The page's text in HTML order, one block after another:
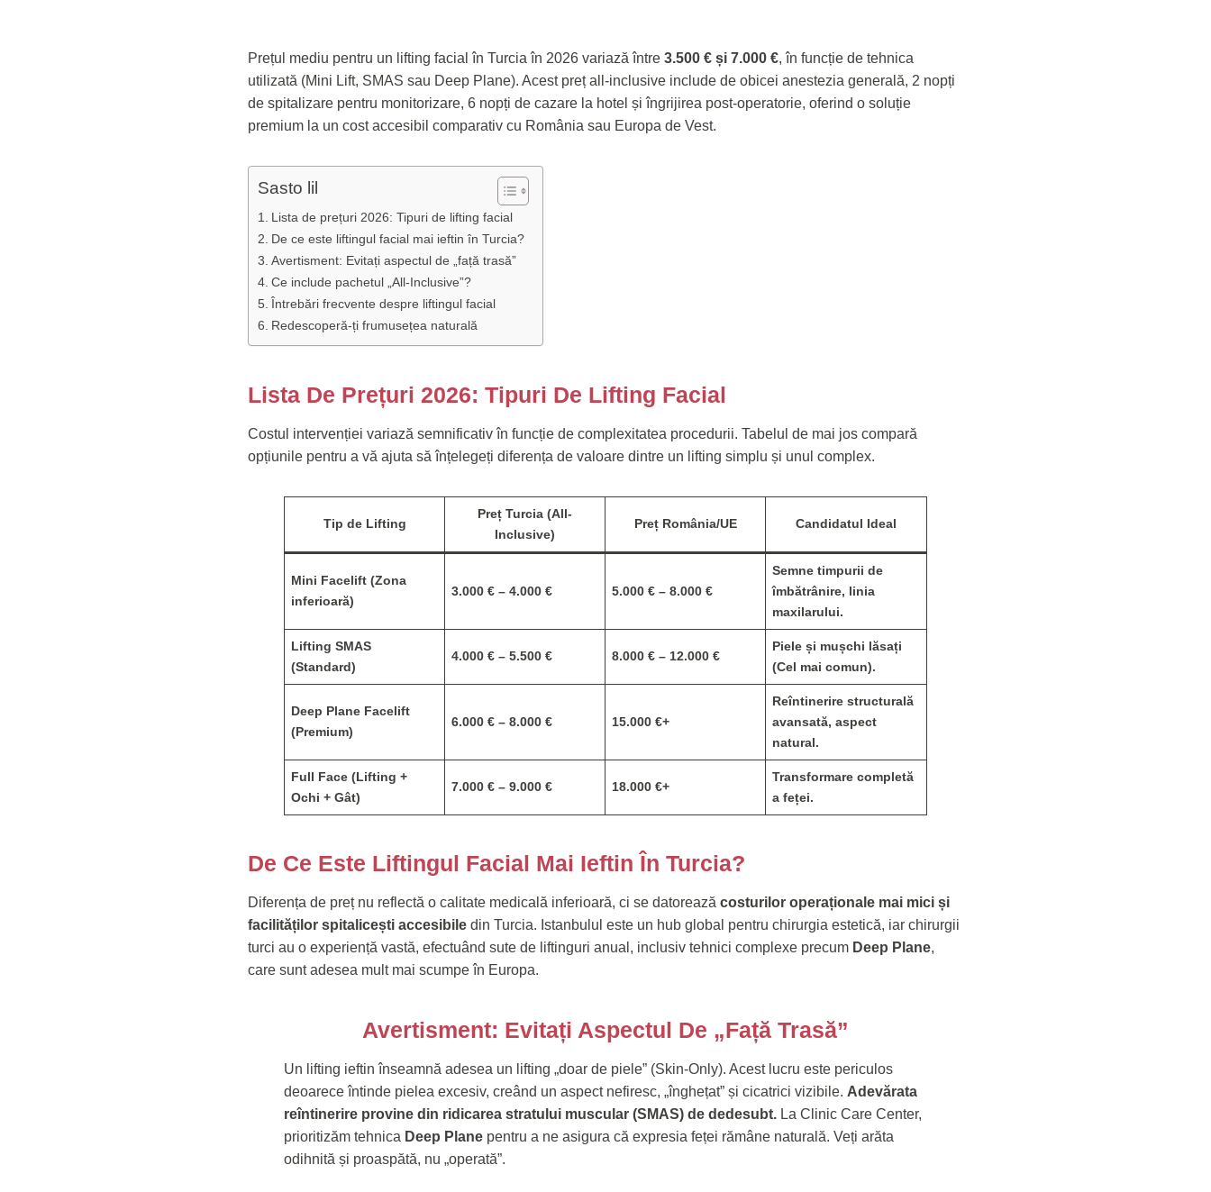
Prețul mediu pentru un lifting facial în Turcia în 2026 variază între 3.500 € și 7.000 €, în funcție de tehnica
utilizată (Mini Lift, SMAS sau Deep Plane). Acest preț all-inclusive include de obicei anestezia generală, 2 nopți
de spitalizare pentru monitorizare, 6 nopți de cazare la hotel și îngrijirea post-operatorie, oferind o soluție
premium la un cost accesibil comparativ cu România sau Europa de Vest.
Sasto lil
Lista de prețuri 2026: Tipuri de lifting facial
De ce este liftingul facial mai ieftin în Turcia?
Avertisment: Evitați aspectul de „față trasă”
Ce include pachetul „All-Inclusive”?
Întrebări frecvente despre liftingul facial
Redescoperă-ți frumusețea naturală
Lista De Prețuri 2026: Tipuri De Lifting Facial
Costul intervenției variază semnificativ în funcție de complexitatea procedurii. Tabelul de mai jos compară
opțiunile pentru a vă ajuta să înțelegeți diferența de valoare dintre un lifting simplu și unul complex.
Tip de Lifting
Preț Turcia (All-
Inclusive)
Preț România/UE Candidatul Ideal
Mini Facelift (Zona
inferioară)
3.000 € – 4.000 € 5.000 € – 8.000 €
Semne timpurii de
îmbătrânire, linia
maxilarului.
Lifting SMAS
(Standard)
4.000 € – 5.500 € 8.000 € – 12.000 €
Piele și mușchi lăsați
(Cel mai comun).
Deep Plane Facelift
(Premium)
6.000 € – 8.000 € 15.000 €+
Reîntinerire structurală
avansată, aspect
natural.
Full Face (Lifting +
Ochi + Gât)
7.000 € – 9.000 € 18.000 €+
Transformare completă
a feței.
De Ce Este Liftingul Facial Mai Ieftin În Turcia?
Diferența de preț nu reflectă o calitate medicală inferioară, ci se datorează costurilor operaționale mai mici și
facilităților spitalicești accesibile din Turcia. Istanbulul este un hub global pentru chirurgia estetică, iar chirurgii
turci au o experiență vastă, efectuând sute de liftinguri anual, inclusiv tehnici complexe precum Deep Plane,
care sunt adesea mult mai scumpe în Europa.
Avertisment: Evitați Aspectul De „față Trasă”
Un lifting ieftin înseamnă adesea un lifting „doar de piele” (Skin-Only). Acest lucru este periculos
deoarece întinde pielea excesiv, creând un aspect nefiresc, „înghețat” și cicatrici vizibile. Adevărata
reîntinerire provine din ridicarea stratului muscular (SMAS) de dedesubt. La Clinic Care Center,
prioritizăm tehnica Deep Plane pentru a ne asigura că expresia feței rămâne naturală. Veți arăta
odihnită și proaspătă, nu „operată”.